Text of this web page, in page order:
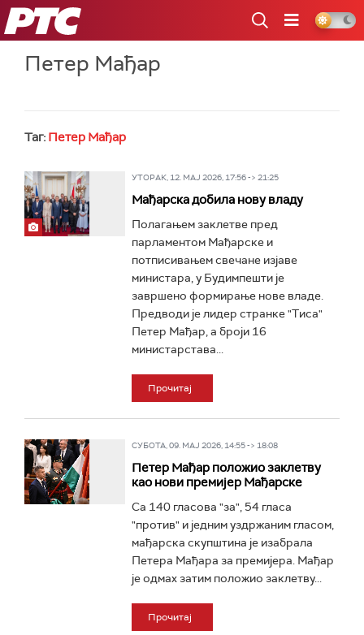
РТС
Петер Мађар
Таг: Петер Мађар
УТОРАК, 12. МАЈ 2026, 17:56 -> 21:25
Мађарска добила нову владу
Полагањем заклетве пред
парламентом Мађарске и
потписивањем свечане изјаве
министара, у Будимпешти је
завршено формирање нове владе.
Предводи је лидер странке "Тиса"
Петер Мађар, а броји 16
министарстава...
Прочитај
СУБОТА, 09. МАЈ 2026, 14:55 -> 18:08
Петер Мађар положио заклетву
као нови премијер Мађарске
Са 140 гласова "за", 54 гласа
"против" и једним уздржаним гласом,
мађарска скупштина је изабрала
Петера Мађара за премијера. Мађар
је одмах затим положио заклетву...
Прочитај